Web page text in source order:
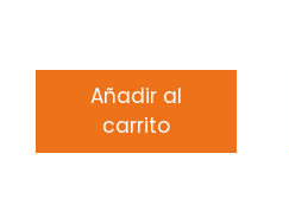
Añadir al
carrito